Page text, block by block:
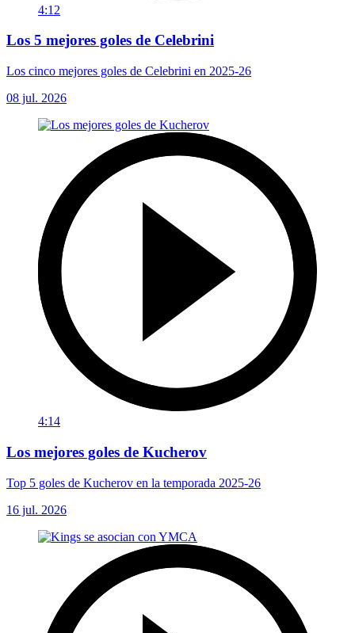
4:12
Los 5 mejores goles de Celebrini
Los cinco mejores goles de Celebrini en 2025-26
08 jul. 2026
4:14
Los mejores goles de Kucherov
Top 5 goles de Kucherov en la temporada 2025-26
16 jul. 2026